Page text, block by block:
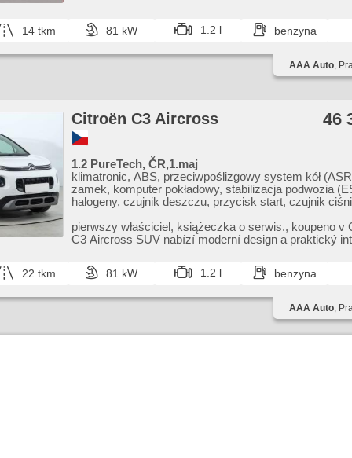
14 tkm 81 kW 1.2 l benzyna
AAA Auto,
Citroën C3 Aircross 46
1.2 PureTech, ČR,1.maj
klimatronic, ABS, przeciwpoślizgowy system kół
zamek, komputer pokładowy, stabilizacja podwozia
halogeny, czujnik deszczu, przycisk start, czujnik
parkowania, el. lusterka, wspomaganie układu
opuszczane szyby, relingi dachowe, radio fabryczne,
pierwszy właściciel,​ książeczka o serwis.,​ koupeno v
C3 Aircross SUV nabízí moderní design a praktický
22 tkm 81 kW 1.2 l benzyna
AAA Auto,